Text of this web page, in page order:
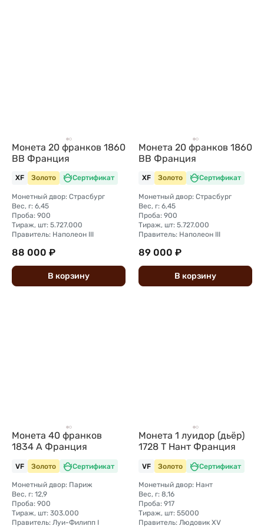
Монета 20 франков 1860
BB Франция
XF Золото Сертификат
Монетный двор: Страсбург
Вес, г: 6,45
Проба: 900
Тираж, шт: 5.727.000
Правитель: Наполеон III
88 000 ₽
В корзину
Монета 20 франков 1860
BB Франция
XF Золото Сертификат
Монетный двор: Страсбург
Вес, г: 6,45
Проба: 900
Тираж, шт: 5.727.000
Правитель: Наполеон III
89 000 ₽
В корзину
Монета 40 франков
1834 А Франция
VF Золото Сертификат
Монетный двор: Париж
Вес, г: 12,9
Проба: 900
Тираж, шт: 303.000
Правитель: Луи-Филипп I
Монета 1 луидор (дьёр)
1728 T Нант Франция
VF Золото Сертификат
Монетный двор: Нант
Вес, г: 8,16
Проба: 917
Тираж, шт: 55000
Правитель: Людовик XV